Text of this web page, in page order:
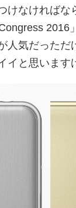
けなければな
2016
人気だっただ
イと思います